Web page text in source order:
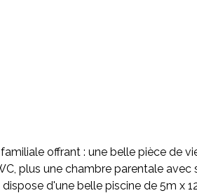
offrant : une belle pièce de
plus une chambre parentale avec
d'une belle piscine de 5m x